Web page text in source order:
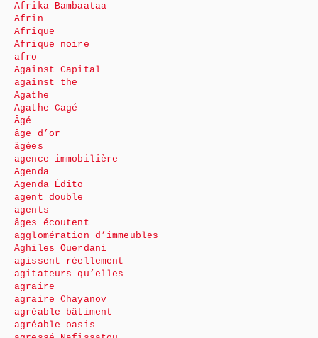
Afrika Bambaataa
Afrin
Afrique
Afrique noire
afro
Against Capital
against the
Agathe
Agathe Cagé
Âgé
âge d’or
âgées
agence immobilière
Agenda
Agenda Édito
agent double
agents
âges écoutent
agglomération d’immeubles
Aghiles Ouerdani
agissent réellement
agitateurs qu’elles
agraire
agraire Chayanov
agréable bâtiment
agréable oasis